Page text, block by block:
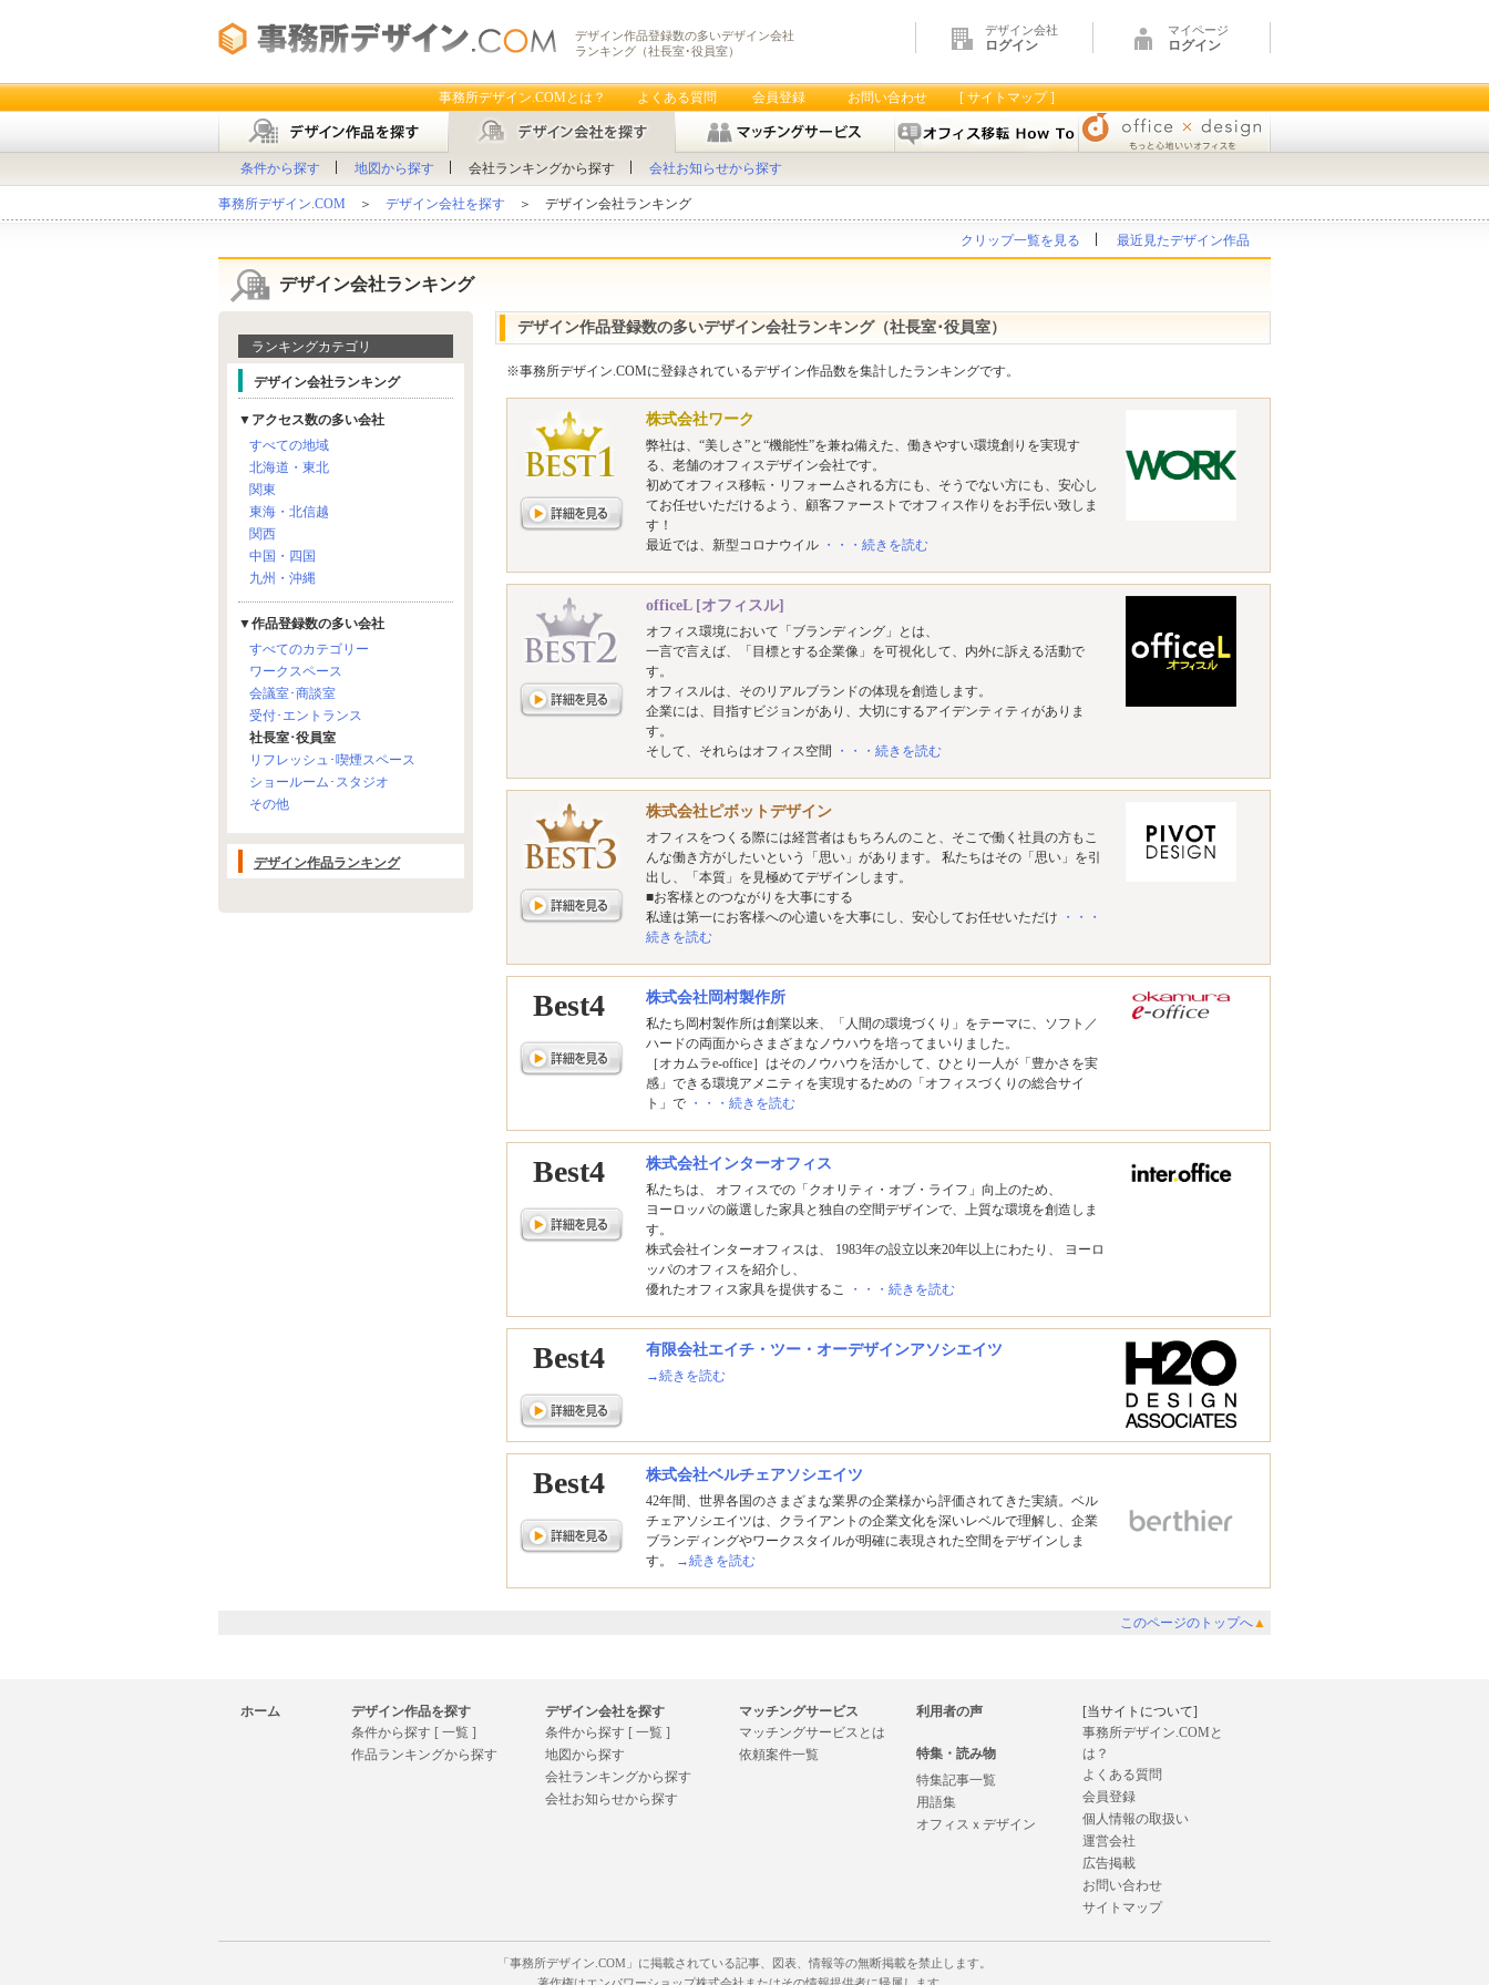
デザイン作品登録数の多いデザイン会社
ランキング（社長室･役員室）
デザイン会社
ログイン
マイページ
ログイン
事務所デザイン.COMとは？ よくある質問 会員登録 お問い合わせ [ サイトマップ ]
条件から探す 地図から探す 会社ランキングから探す 会社お知らせから探す
事務所デザイン.COM ＞ デザイン会社を探す ＞ デザイン会社ランキング
クリップ一覧を見る 最近見たデザイン作品
デザイン会社ランキング
ランキングカテゴリ
デザイン会社ランキング
▼アクセス数の多い会社
すべての地域
北海道・東北
関東
東海・北信越
関西
中国・四国
九州・沖縄
▼作品登録数の多い会社
すべてのカテゴリー
ワークスペース
会議室･商談室
受付･エントランス
社長室･役員室
リフレッシュ･喫煙スペース
ショールーム･スタジオ
その他
デザイン作品ランキング
デザイン作品登録数の多いデザイン会社ランキング（社長室･役員室）
※事務所デザイン.COMに登録されているデザイン作品数を集計したランキングです。
株式会社ワーク
弊社は、“美しさ”と“機能性”を兼ね備えた、働きやすい環境創りを実現す
る、老舗のオフィスデザイン会社です。
初めてオフィス移転・リフォームされる方にも、そうでない方にも、安心し
てお任せいただけるよう、顧客ファーストでオフィス作りをお手伝い致しま
す！
最近では、新型コロナウイル ・・・続きを読む
officeL [オフィスル]
オフィス環境において「ブランディング」とは、
一言で言えば、「目標とする企業像」を可視化して、内外に訴える活動で
す。
オフィスルは、そのリアルブランドの体現を創造します。
企業には、目指すビジョンがあり、大切にするアイデンティティがありま
す。
そして、それらはオフィス空間
・・・続きを読む
株式会社ピボットデザイン
オフィスをつくる際には経営者はもちろんのこと、そこで働く社員の方もこ
んな働き方がしたいという「思い」があります。 私たちはその「思い」を引
出し、「本質」を見極めてデザインします。
■お客様とのつながりを大事にする
私達は第一にお客様への心遣いを大事にし、安心してお任せいただけ
・・・
続きを読む
Best4 株式会社岡村製作所
私たち岡村製作所は創業以来、「人間の環境づくり」をテーマに、ソフト／
ハードの両面からさまざまなノウハウを培ってまいりました。
［オカムラe-office］はそのノウハウを活かして、ひとり一人が「豊かさを実
感」できる環境アメニティを実現するための「オフィスづくりの総合サイ
ト」で ・・・続きを読む
Best4 株式会社インターオフィス
私たちは、 オフィスでの「クオリティ・オブ・ライフ」向上のため、
ヨーロッパの厳選した家具と独自の空間デザインで、上質な環境を創造しま
す。
株式会社インターオフィスは、 1983年の設立以来20年以上にわたり、 ヨーロ
ッパのオフィスを紹介し、
優れたオフィス家具を提供するこ
・・・続きを読む
Best4 有限会社エイチ・ツー・オーデザインアソシエイツ
→続きを読む
Best4 株式会社ベルチェアソシエイツ
42年間、世界各国のさまざまな業界の企業様から評価されてきた実績。ベル
チェアソシエイツは、クライアントの企業文化を深いレベルで理解し、企業
ブランディングやワークスタイルが明確に表現された空間をデザインしま
す。
→続きを読む
このページのトップへ▲
ホーム
デザイン作品を探す
条件から探す [ 一覧 ]
作品ランキングから探す
デザイン会社を探す
条件から探す [ 一覧 ]
地図から探す
会社ランキングから探す
会社お知らせから探す
マッチングサービス
マッチングサービスとは
依頼案件一覧
利用者の声
特集・読み物
特集記事一覧
用語集
オフィスｘデザイン
[当サイトについて]
事務所デザイン.COMと
は？
よくある質問
会員登録
個人情報の取扱い
運営会社
広告掲載
お問い合わせ
サイトマップ
「事務所デザイン.COM」に掲載されている記事、図表、情報等の無断掲載を禁止します。